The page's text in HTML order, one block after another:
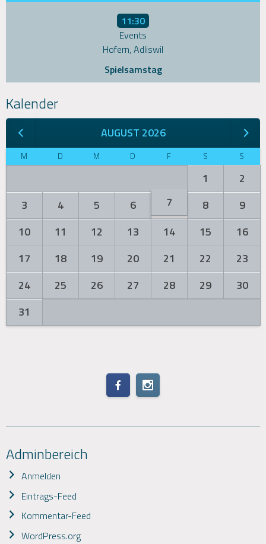
11:30
Events
Hofern, Adliswil
Spielsamstag
Kalender
AUGUST 2026
M D M D F S S
1
2
3
4 5 6 7 8
9
10
11 12 13 14 15
16
17
18 19 20 21 22
23
24
25 26 27 28 29
30
31
Adminbereich
Anmelden
Eintrags-Feed
Kommentar-Feed
WordPress.org